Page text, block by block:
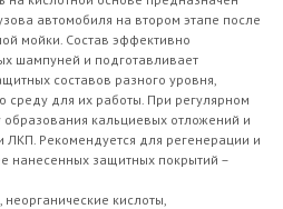
автомобиля на втором этапе после
мойки. Состав эффективно
шампуней и подготавливает
составов разного уровня,
для их работы. При регулярном
кальциевых отложений и
ЛКП. Рекомендуется для регенерации и
нанесенных защитных покрытий –
кислоты,